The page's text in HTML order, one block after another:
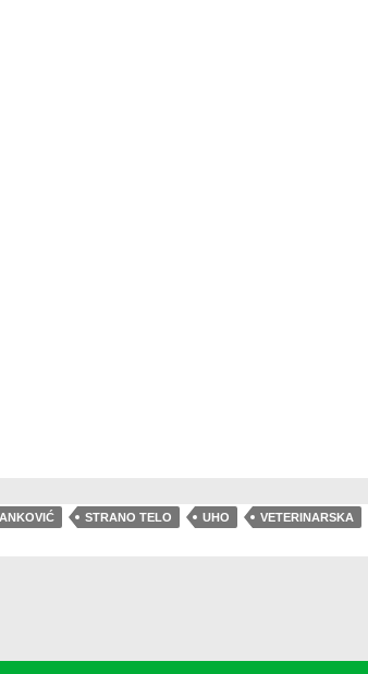
STRANO TELO UHO
VETERINARSKA